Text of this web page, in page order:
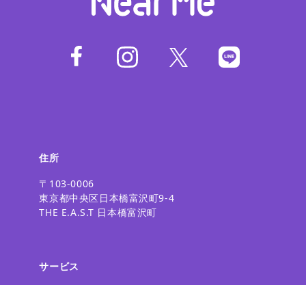
住所
〒103-0006
東京都中央区日本橋富沢町9-4
THE E.A.S.T 日本橋富沢町
サービス